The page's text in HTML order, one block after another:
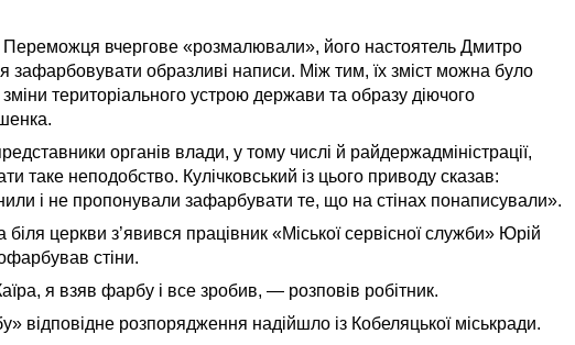
Переможця вчергове «розмалювали», його настоятель Дмитро
зафарбовувати образливі написи. Між тим, їх зміст можна було
територіального устрою держави та образу діючого
органів влади, у тому числі й райдержадміністрації,
таке неподобство. Кулічковський із цього приводу сказав:
і не пропонували зафарбувати те, що на стінах понаписували».
церкви з’явився працівник «Міської сервісної служби» Юрій
стіни.
я взяв фарбу і все зробив, — розповів робітник.
відповідне розпорядження надійшло із Кобеляцької міськради.